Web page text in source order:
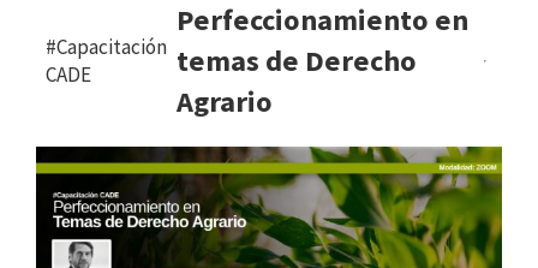
#Capacitación
CADE
Perfeccionamiento en
temas de Derecho
Agrario